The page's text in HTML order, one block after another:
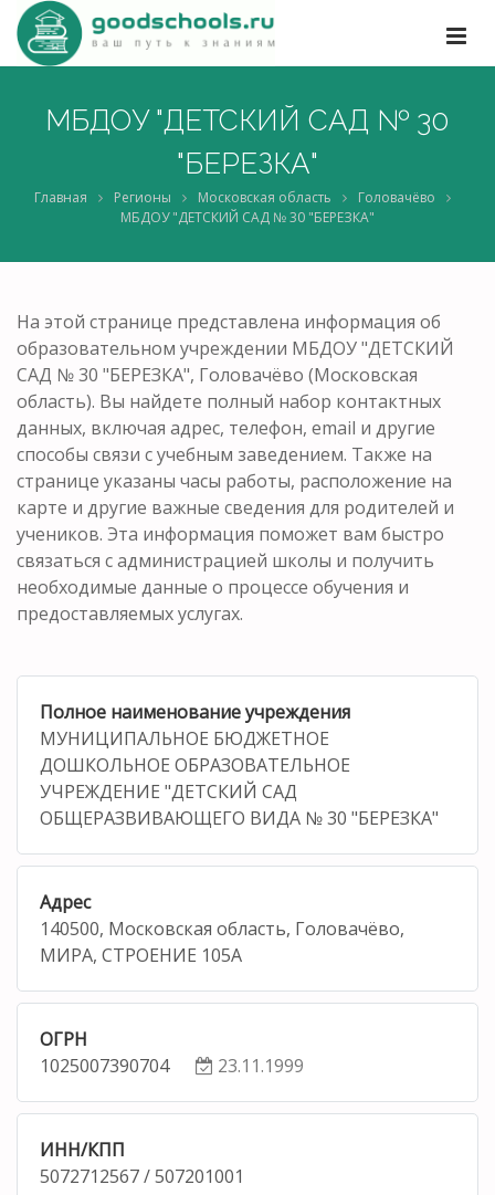
МБДОУ "ДЕТСКИЙ САД № 30
"БЕРЕЗКА"
Главная Регионы Московская область
Головачёво
МБДОУ "ДЕТСКИЙ САД № 30 "БЕРЕЗКА"
На этой странице представлена информация об
образовательном учреждении МБДОУ "ДЕТСКИЙ
САД № 30 "БЕРЕЗКА", Головачёво (Московская
область). Вы найдете полный набор контактных
данных, включая адрес, телефон, email и другие
способы связи с учебным заведением. Также на
странице указаны часы работы, расположение на
карте и другие важные сведения для родителей и
учеников. Эта информация поможет вам быстро
связаться с администрацией школы и получить
необходимые данные о процессе обучения и
предоставляемых услугах.
Полное наименование учреждения
МУНИЦИПАЛЬНОЕ БЮДЖЕТНОЕ
ДОШКОЛЬНОЕ ОБРАЗОВАТЕЛЬНОЕ
УЧРЕЖДЕНИЕ "ДЕТСКИЙ САД
ОБЩЕРАЗВИВАЮЩЕГО ВИДА № 30 "БЕРЕЗКА"
Адрес
140500, Московская область, Головачёво,
МИРА, СТРОЕНИЕ 105А
ОГРН
1025007390704
23.11.1999
ИНН/КПП
5072712567 / 507201001